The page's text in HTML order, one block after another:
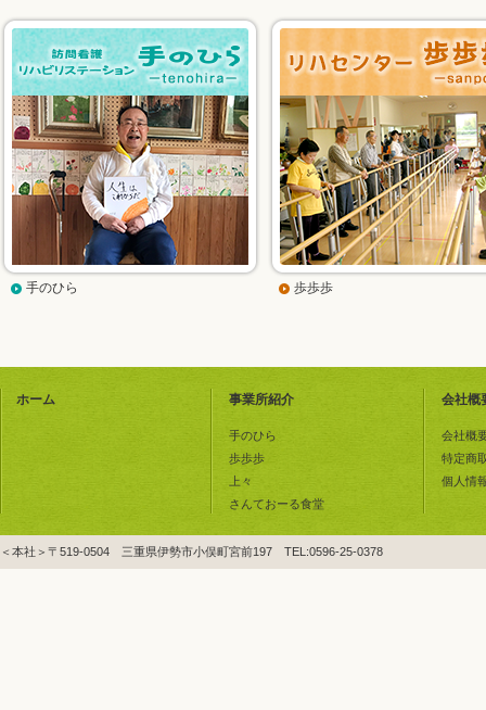
手のひら 歩歩歩
ホーム 事業所紹介
手のひら
歩歩歩
上々
さんておーる食堂
会社概
会社概
特定商
個人情
＜本社＞〒519-0504 三重県伊勢市小俣町宮前197 TEL:0596-25-0378